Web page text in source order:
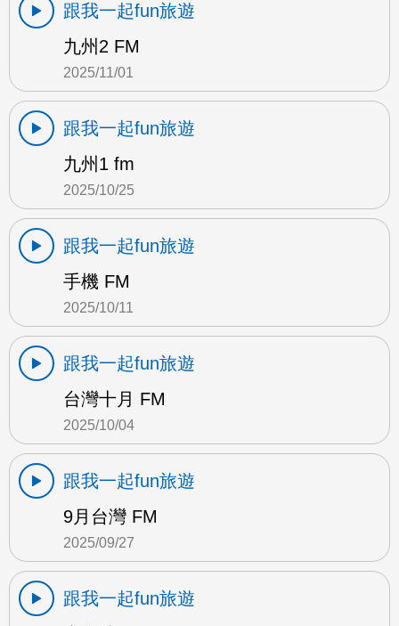
跟我一起fun旅遊
九州2 FM
2025/11/01
跟我一起fun旅遊
九州1 fm
2025/10/25
跟我一起fun旅遊
手機 FM
2025/10/11
跟我一起fun旅遊
台灣十月 FM
2025/10/04
跟我一起fun旅遊
9月台灣 FM
2025/09/27
跟我一起fun旅遊